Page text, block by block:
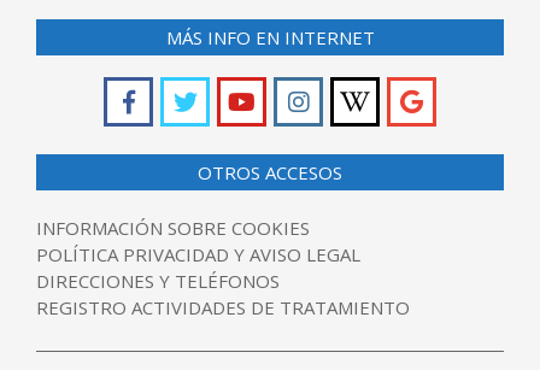
MÁS INFO EN INTERNET
OTROS ACCESOS
INFORMACIÓN SOBRE COOKIES
POLÍTICA PRIVACIDAD Y AVISO LEGAL
DIRECCIONES Y TELÉFONOS
REGISTRO ACTIVIDADES DE TRATAMIENTO